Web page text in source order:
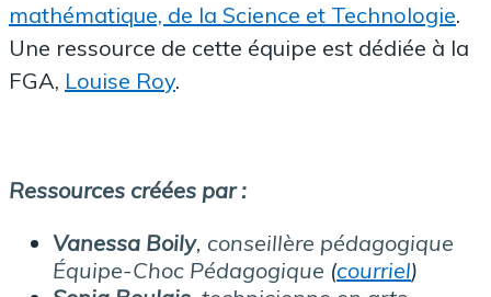
mathématique, de la Science et Technologie.
Une ressource de cette équipe est dédiée à la
FGA, Louise Roy.
Ressources créées par :
Vanessa Boily, conseillère pédagogique
Équipe-Choc Pédagogique (courriel)